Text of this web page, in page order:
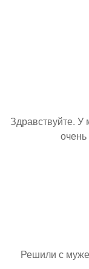
Здравствуйте. У
Решили с